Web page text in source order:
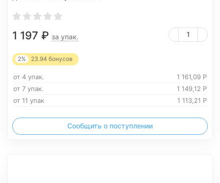
1 197 ₽ за упак.
2% 23.94 бонусов
от 4 упак. 1 161,09 Р
от 7 упак.
1 149,12 Р
от 11 упак
1 113,21 Р
Сообщить о поступлении